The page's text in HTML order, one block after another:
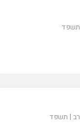
תשפד
| תשפד